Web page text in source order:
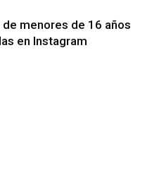
de menores de 16 años
en Instagram